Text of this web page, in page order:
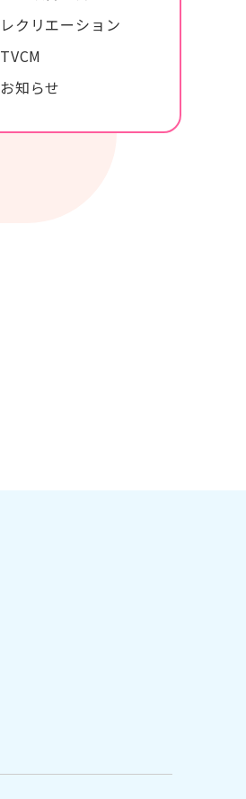
レクリエーション
TVCM
お知らせ